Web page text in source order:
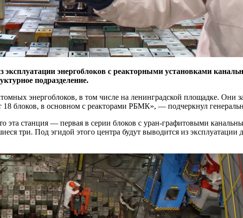
энергоблоков с реакторными установками
подразделение.
энергоблоков, в том числе на ленинградской площадке. Они
18 блоков, в основном с реакторами РБМК», — подчеркнул
эта станция — первая в серии блоков с уран-графитовыми
три. Под эгидой этого центра будут выводится из